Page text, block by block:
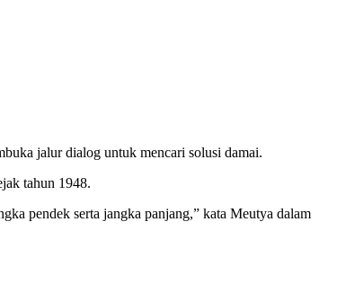
jalur dialog untuk mencari solusi damai.
tahun 1948.
pendek serta jangka panjang,” kata Meutya dalam